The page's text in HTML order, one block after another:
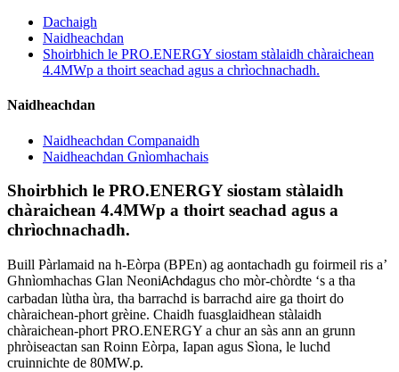
Dachaigh
Naidheachdan
Shoirbhich le PRO.ENERGY siostam stàlaidh chàraichean
4.4MWp a thoirt seachad agus a chrìochnachadh.
Naidheachdan
Naidheachdan Companaidh
Naidheachdan Gnìomhachais
Shoirbhich le PRO.ENERGY siostam stàlaidh
chàraichean 4.4MWp a thoirt seachad agus a
chrìochnachadh.
Buill Pàrlamaid na h-Eòrpa (BPEn) ag aontachadh gu foirmeil ris a’
Ghnìomhachas Glan NeoniAchdagus cho mòr-chòrdte ‘s a tha
carbadan lùtha ùra, tha barrachd is barrachd aire ga thoirt do
chàraichean-phort grèine. Chaidh fuasglaidhean stàlaidh
chàraichean-phort PRO.ENERGY a chur an sàs ann an grunn
phròiseactan san Roinn Eòrpa, Iapan agus Sìona, le luchd
cruinnichte de 80MW.p.